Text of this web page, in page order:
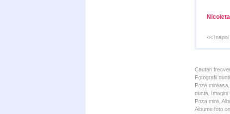
<< Inapoi
Cautari
Fotografii
Poze
nunta, Imagini
Poza mire,
Albume foto